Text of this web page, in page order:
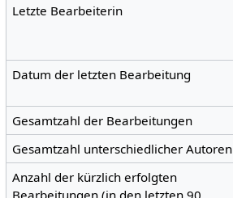
Letzte Bearbeiterin
Datum der letzten Bearbeitung
Gesamtzahl der Bearbeitungen
Gesamtzahl unterschiedlicher Autoren
Anzahl der kürzlich erfolgten